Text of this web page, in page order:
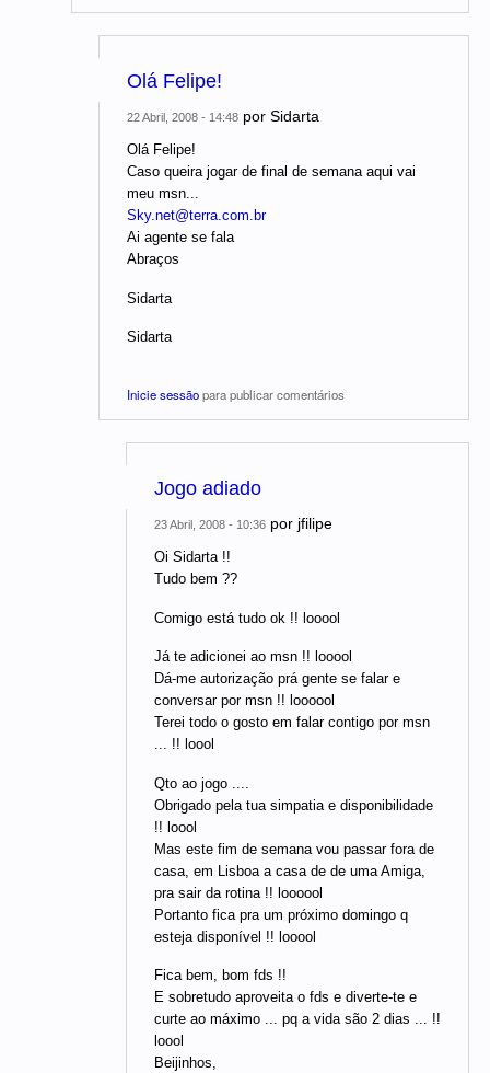
Olá Felipe!
22 Abril, 2008 - 14:48 por Sidarta
Olá Felipe!
Caso queira jogar de final de semana aqui vai
meu msn...
Sky.net@terra.com.br
Ai agente se fala
Abraços
Sidarta
Sidarta
Inicie sessãopara publicar comentários
Jogo adiado
23 Abril, 2008 - 10:36 por jfilipe
Oi Sidarta !!
Tudo bem ??
Comigo está tudo ok !! looool
Já te adicionei ao msn !! looool
Dá-me autorização prá gente se falar e
conversar por msn !! loooool
Terei todo o gosto em falar contigo por msn
... !! loool
Qto ao jogo ....
Obrigado pela tua simpatia e disponibilidade
!! loool
Mas este fim de semana vou passar fora de
casa, em Lisboa a casa de de uma Amiga,
pra sair da rotina !! loooool
Portanto fica pra um próximo domingo q
esteja disponível !! looool
Fica bem, bom fds !!
E sobretudo aproveita o fds e diverte-te e
curte ao máximo ... pq a vida são 2 dias ... !!
loool
Beijinhos,